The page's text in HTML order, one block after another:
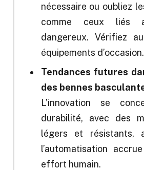
nécessaire ou oubliez
comme ceux liés
dangereux. Vérifiez
équipements d’occasion.
Tendances futures
des bennes
L’innovation se
durabilité, avec des
légers et résistants,
l’automatisation
effort humain.